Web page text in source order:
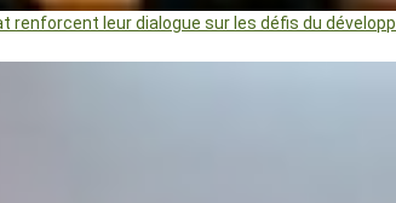
renforcent leur dialogue sur les défis du